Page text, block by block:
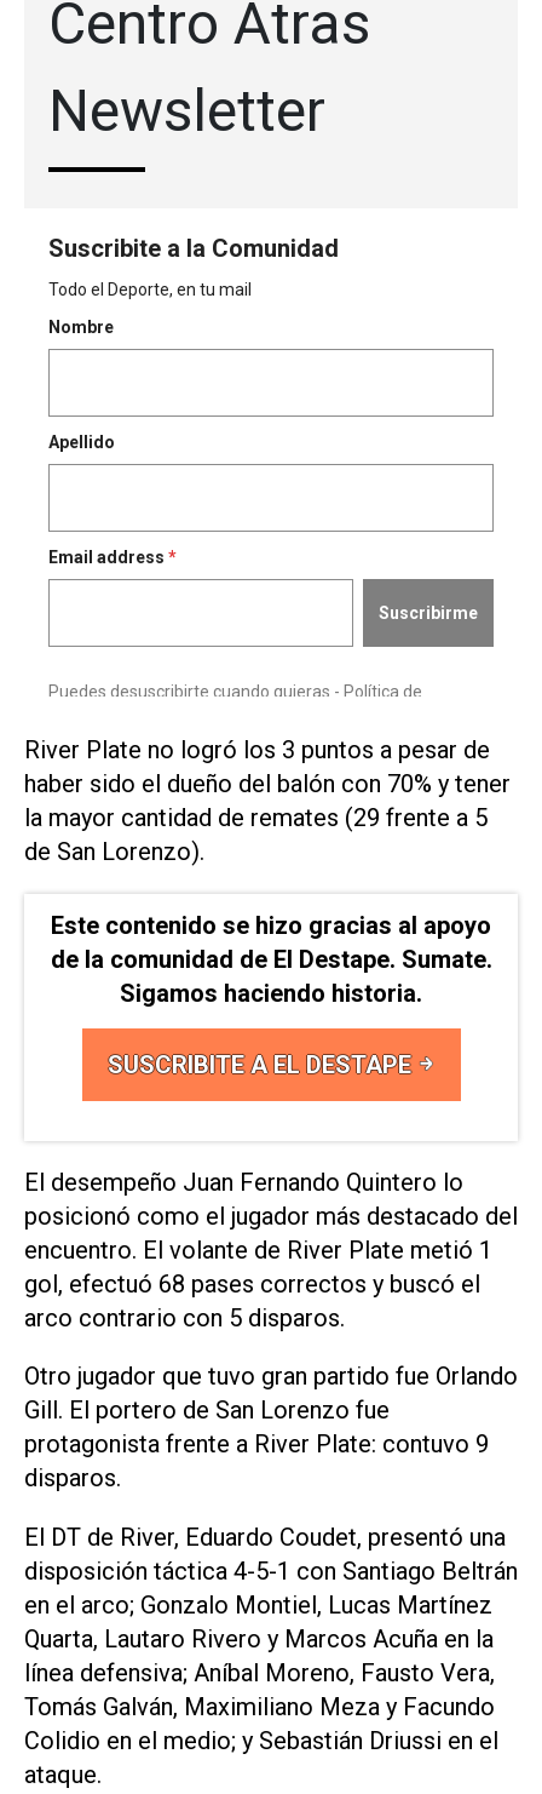
River Plate no logró los 3 puntos a pesar de
haber sido el dueño del balón con 70% y tener
la mayor cantidad de remates (29 frente a 5
de San Lorenzo).
Este contenido se hizo gracias al apoyo
de la comunidad de El Destape. Sumate.
Sigamos haciendo historia.
SUSCRIBITE A EL DESTAPE
El desempeño Juan Fernando Quintero lo
posicionó como el jugador más destacado del
encuentro. El volante de River Plate metió 1
gol, efectuó 68 pases correctos y buscó el
arco contrario con 5 disparos.
Otro jugador que tuvo gran partido fue Orlando
Gill. El portero de San Lorenzo fue
protagonista frente a River Plate: contuvo 9
disparos.
El DT de River, Eduardo Coudet, presentó una
disposición táctica 4-5-1 con Santiago Beltrán
en el arco; Gonzalo Montiel, Lucas Martínez
Quarta, Lautaro Rivero y Marcos Acuña en la
línea defensiva; Aníbal Moreno, Fausto Vera,
Tomás Galván, Maximiliano Meza y Facundo
Colidio en el medio; y Sebastián Driussi en el
ataque.